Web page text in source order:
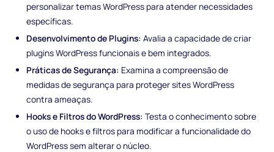
personalizar temas WordPress para atender necessidades
específicas.
Desenvolvimento de Plugins: Avalia a capacidade de criar
plugins WordPress funcionais e bem integrados.
Práticas de Segurança: Examina a compreensão de
medidas de segurança para proteger sites WordPress
contra ameaças.
Hooks e Filtros do WordPress: Testa o conhecimento sobre
o uso de hooks e filtros para modificar a funcionalidade do
WordPress sem alterar o núcleo.